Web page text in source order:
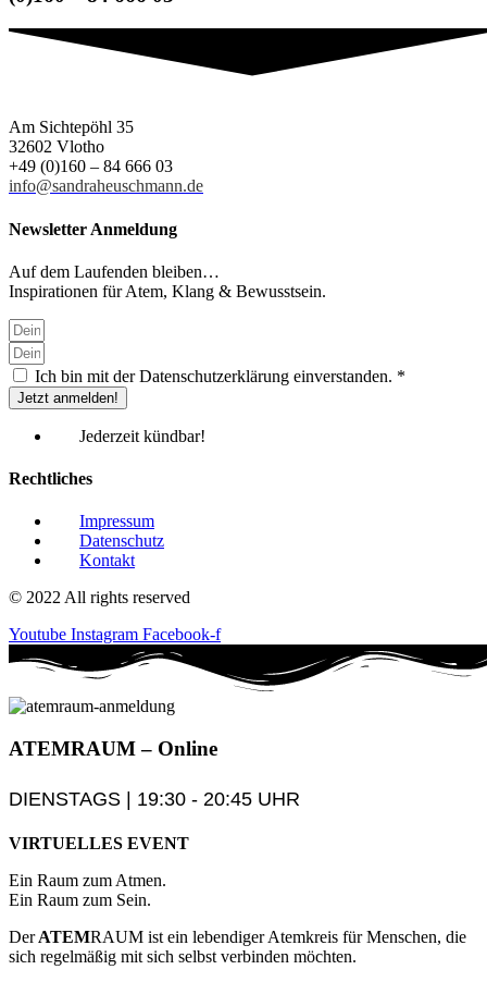
Am Sichtepöhl 35
32602 Vlotho
+49 (0)160 – 84 666 03
info@sandraheuschmann.de
Newsletter Anmeldung
Auf dem Laufenden bleiben…
Inspirationen für Atem, Klang & Bewusstsein.
Ich bin mit der Datenschutzerklärung einverstanden. *
Jetzt anmelden!
Jederzeit kündbar!
Rechtliches
Impressum
Datenschutz
Kontakt
© 2022 All rights reserved
Youtube Instagram Facebook-f
ATEMRAUM– Online
DIENSTAGS | 19:30 - 20:45 UHR
VIRTUELLES EVENT
Ein Raum zum Atmen.
Ein Raum zum Sein.
DerATEMRAUM ist ein lebendiger Atemkreis für Menschen, die
sich regelmäßig mit sich selbst verbinden möchten.